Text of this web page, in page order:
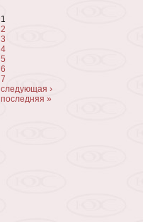
Страницы
1
2
3
4
5
6
7
следующая ›
последняя »